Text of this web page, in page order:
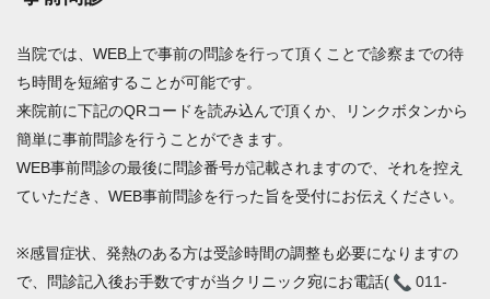
当院では、WEB上で事前の問診を行って頂くことで診察までの待
ち時間を短縮することが可能です。
来院前に下記のQRコードを読み込んで頂くか、リンクボタンから
簡単に事前問診を行うことができます。
WEB事前問診の最後に問診番号が記載されますので、それを控え
ていただき、WEB事前問診を行った旨を受付にお伝えください。
※感冒症状、発熱のある方は受診時間の調整も必要になりますの
で、問診記入後お手数ですが当クリニック宛にお電話(
011-